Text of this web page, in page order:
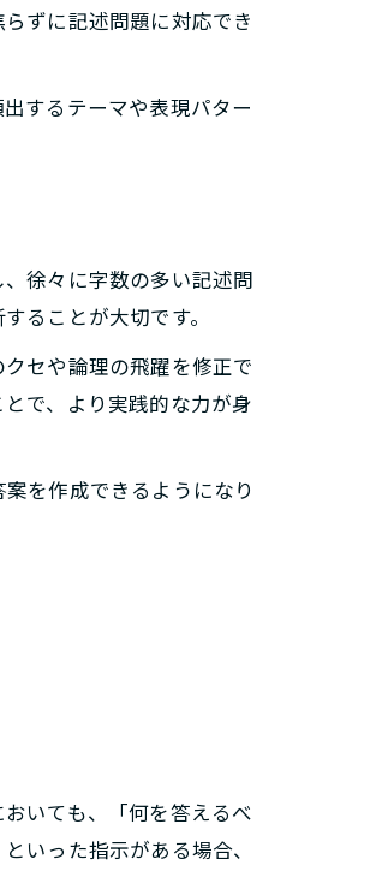
ずに記述問題に対応でき
するテーマや表現パター
徐々に字数の多い記述問
ることが大切です。
セや論理の飛躍を修正で
で、より実践的な力が身
を作成できるようになり
いても、「何を答えるべ
いった指示がある場合、